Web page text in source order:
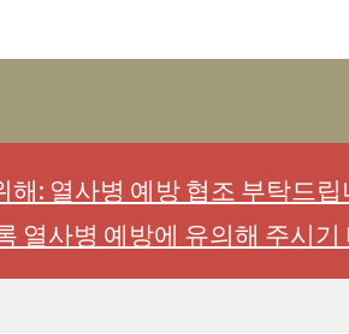
해: 열사병 예방 협조 부탁드
열사병 예방에 유의해 주시기